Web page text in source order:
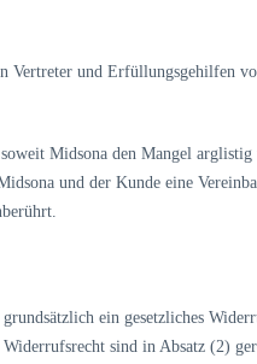
Vertreter und Erfüllungsgehilfen
Midsona den Mangel
und der Kunde eine
ein gesetzliches
sind in Absatz (2)